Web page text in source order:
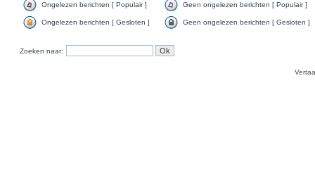
Ongelezen berichten [ Populair ] Geen ongelezen berichten [ Populair ]
Ongelezen berichten [ Gesloten ] Geen ongelezen berichten [ Gesloten ]
Zoeken naar: